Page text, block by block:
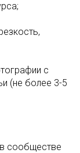
с
(не более 3-5
сообществе